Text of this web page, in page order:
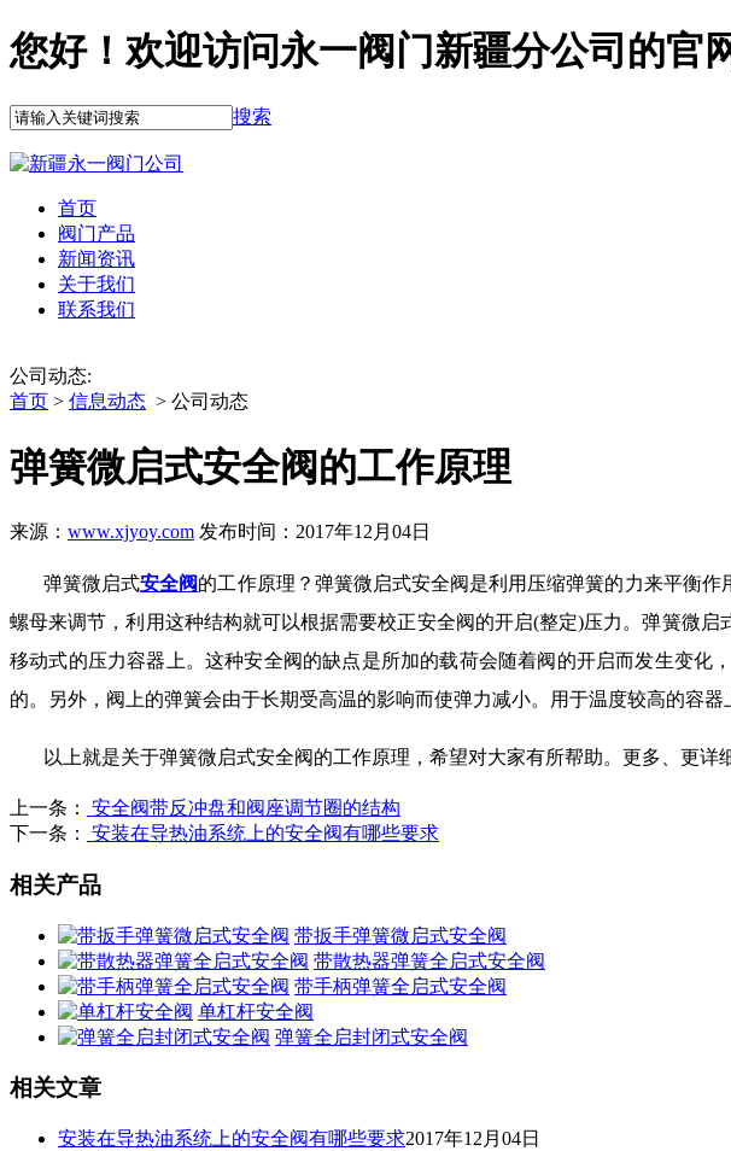
您好！欢迎访问永一阀门新疆分公司的官
搜索
首页
阀门产品
新闻资讯
关于我们
联系我们
公司动态:
首页 > 信息动态 > 公司动态
弹簧微启式安全阀的工作原理
来源： www.xjyoy.com 发布时间：2017年12月04日
弹簧微启式安全阀的工作原理？弹簧微启式安全阀是利用压缩弹簧的力来平衡
螺母来调节，利用这种结构就可以根据需要校正安全阀的开启(整定)压力。弹簧微启
移动式的压力容器上。这种安全阀的缺点是所加的载荷会随着阀的开启而发生变
的。另外，阀上的弹簧会由于长期受高温的影响而使弹力减小。用于温度较高的容
以上就是关于弹簧微启式安全阀的工作原理，希望对大家有所帮助。更多、更详
上一条：
安全阀带反冲盘和阀座调节圈的结构
下一条：
安装在导热油系统上的安全阀有哪些要求
相关产品
带扳手弹簧微启式安全阀
带散热器弹簧全启式安全阀
带手柄弹簧全启式安全阀
单杠杆安全阀
弹簧全启封闭式安全阀
相关文章
安装在导热油系统上的安全阀有哪些要求2017年12月04日